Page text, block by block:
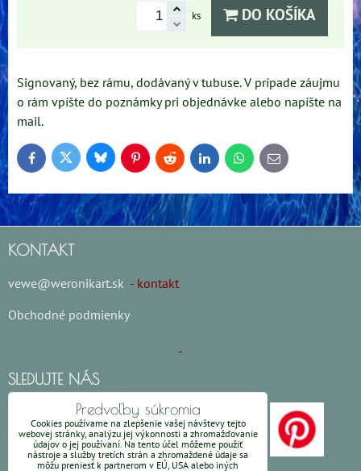
ks DO KOŠÍKA
Signovaný, bez rámu, dodávaný v tubuse. V prípade záujmu
o rám vpíšte do poznámky pri objednávke alebo napíšte na
mail.
FacebookTwitter BlueskyPinterestReddit LinkedInWhatsApp
E-
mail
KONTAKT
vewe@weronikart.sk - kontakt
Obchodné podmienky
SLEDUJTE NÁS
Predvoľby súkromia
Cookies používame na zlepšenie vašej návštevy tejto
webovej stránky, analýzu jej výkonnosti a zhromažďovanie
údajov o jej používaní. Na tento účel môžeme použiť
nástroje a služby tretích strán a zhromaždené údaje sa
môžu preniesť k partnerom v EÚ, USA alebo iných